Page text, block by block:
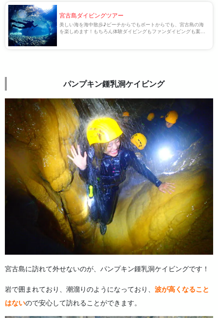
宮古島ダイビングツアー
美しい海を海中散歩♪ビーチからでもボートからでも、宮古島の海
を楽しめます！もちろん体験ダイビングもファンダイビングも案内
パンプキン鍾乳洞ケイビング
宮古島に訪れて外せないのが、パンプキン鍾乳洞ケイビングです！
岩で囲まれており、潮溜りのようになっており、 波が高くなること
はないので安心して訪れることができます。